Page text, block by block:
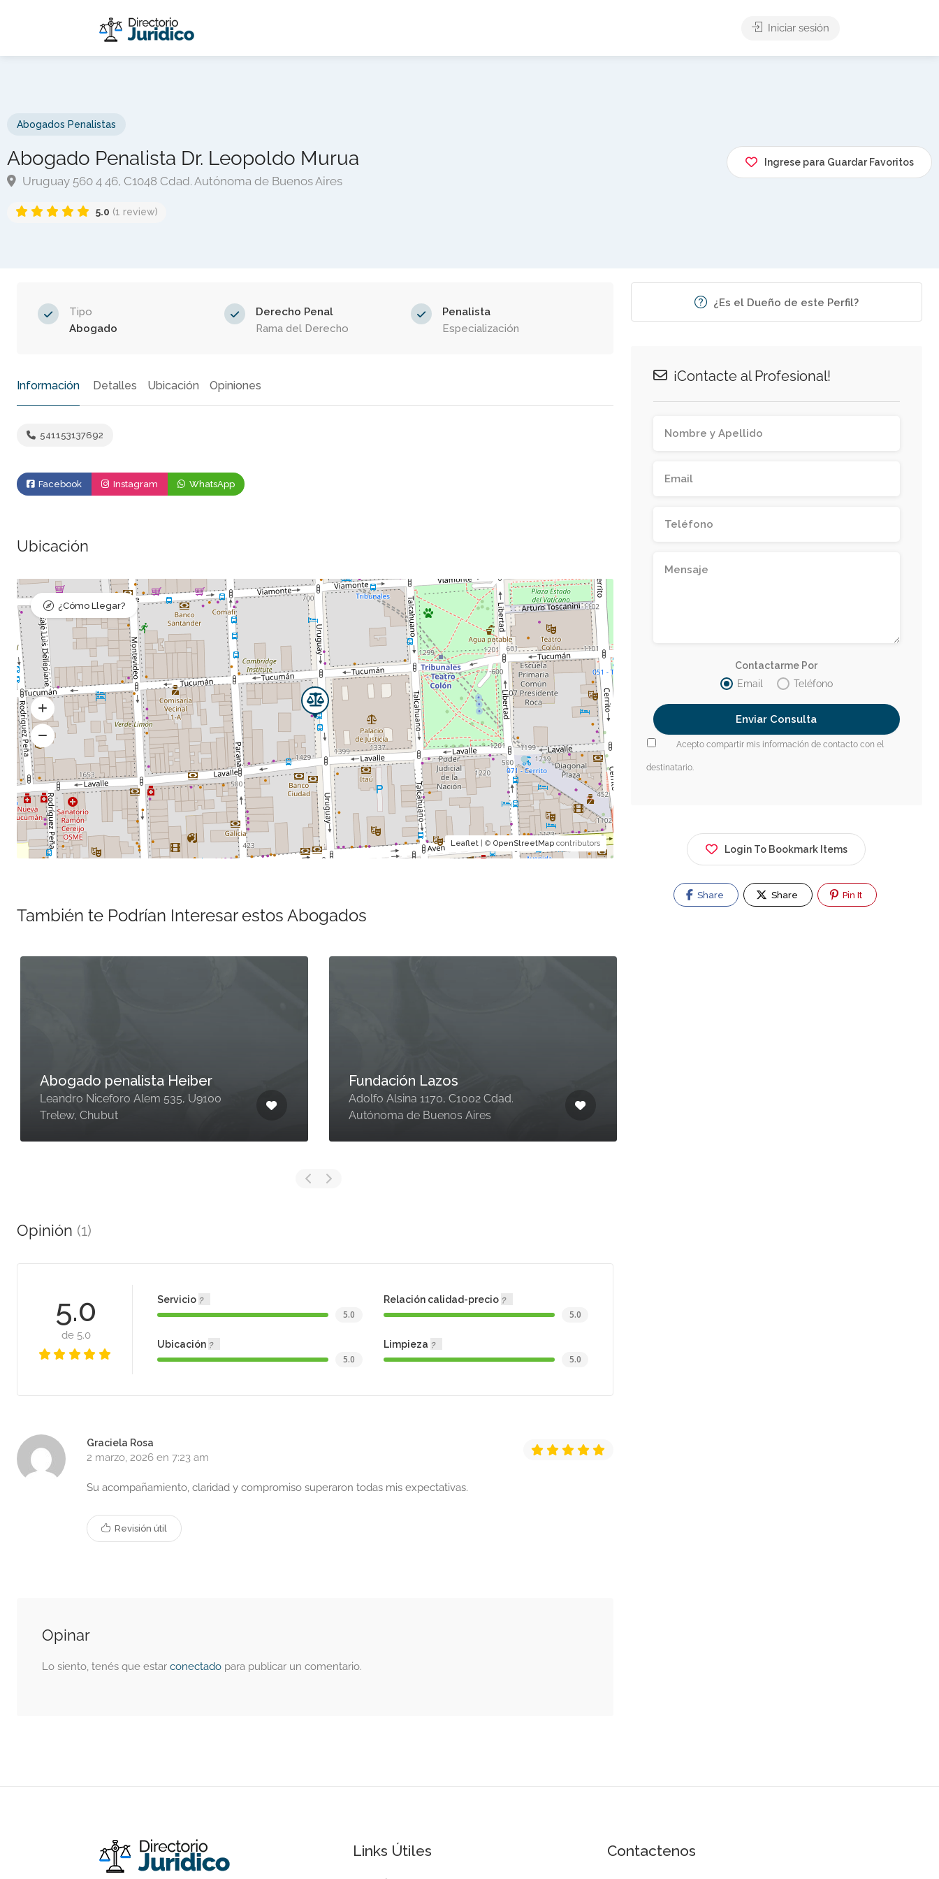
Iniciar sesión
Abogados Penalistas
Abogado Penalista Dr. Leopoldo Murua
Uruguay 560 4 46, C1048 Cdad. Autónoma de Buenos Aires
5.0 (1 review)
Ingrese para Guardar Favoritos
Tipo
Abogado
Derecho Penal
Rama del Derecho
Penalista
Especialización
Información Detalles Ubicación Opiniones
541153137692
Facebook Instagram WhatsApp
Ubicación
Leaflet | ©OpenStreetMap contributors
¿Cómo Llegar?
También te Podrían Interesar estos Abogados
Abogado penalista Heiber
Leandro Niceforo Alem 535, U9100
Trelew, Chubut
Fundación Lazos
Adolfo Alsina 1170, C1002 Cdad.
Autónoma de Buenos Aires
Opinión (1)
5.0
de 5.0
Servicio
5.0
Relación calidad-precio
5.0
Ubicación
5.0
Limpieza
5.0
Graciela Rosa
2 marzo, 2026 en 7:23 am
Su acompañamiento, claridad y compromiso superaron todas mis expectativas.
Revisión útil
Opinar
Lo siento, tenés que estarconectado para publicar un comentario.
¿Es el Dueño de este Perfil?
¡Contacte al Profesional!
Contactarme Por
Email
Teléfono
Acepto compartir mis información de contacto con el
destinatario.
Login To Bookmark Items
Share Share Pin It
Links Útiles Contactenos